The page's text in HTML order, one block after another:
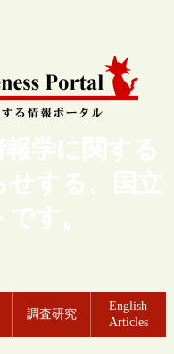
学に関する
せする、国立
す。
調査研究
English
Articles